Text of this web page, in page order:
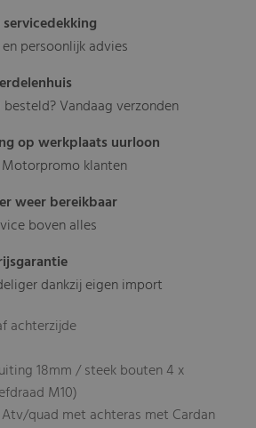
persoonlijk advies
besteld? Vandaag verzonden
op werkplaats uurloon
klanten
weer bereikbaar
boven alles
dankzij eigen import
achterzijde
18mm / steek bouten 4 x
M10)
quad met achteras met Cardan